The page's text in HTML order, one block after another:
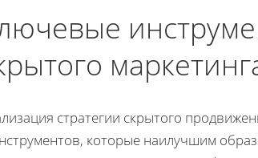
стратегии скрытого
которые наилучшим